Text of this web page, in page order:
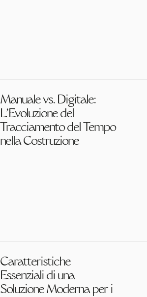
Manuale vs. Digitale:
L'Evoluzione del
Tracciamento del Tempo
nella Costruzione
Caratteristiche
Essenziali di una
Soluzione Moderna per i